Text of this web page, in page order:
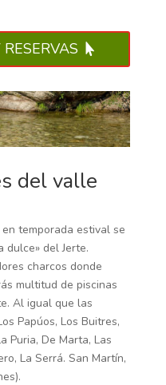
del valle
temporada estival se
dulce» del Jerte.
charcos donde
multitud de piscinas
Al igual que las
Papúos, Los Buitres,
Puria, De Marta, Las
La Serrá. San Martín,